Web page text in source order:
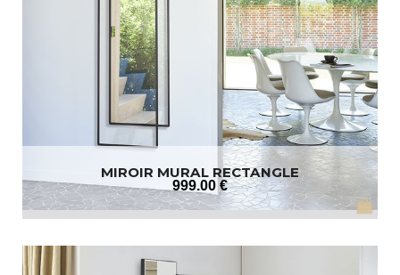
MIROIR MURAL RECTANGLE
999.00 €